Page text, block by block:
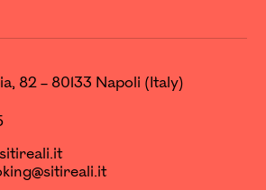
82 – 80133 Napoli (Italy)